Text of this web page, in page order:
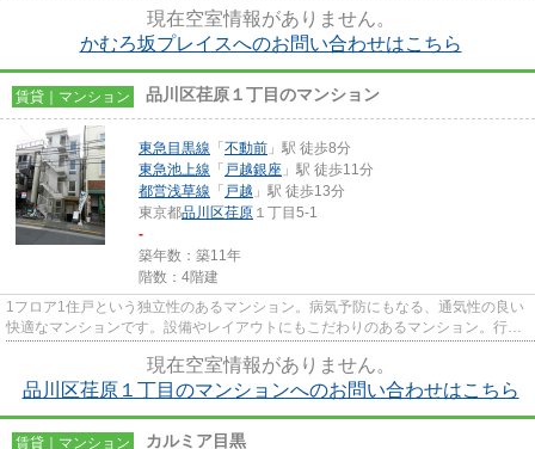
現在空室情報がありません。
かむろ坂プレイスへのお問い合わせはこちら
賃貸｜マンション 品川区荏原１丁目のマンション
東急目黒線 「 不動前 」駅 徒歩8分
東急池上線 「 戸越銀座 」駅 徒歩11分
都営浅草線 「 戸越 」駅 徒歩13分
東京都品川区荏原 １丁目5-1
-
築年数：築11年
階数：4階建
1フロア1住戸という独立性のあるマンション。病気予防にもなる、通気性の良い
快適なマンションです。設備やレイアウトにもこだわりのあるマンション。行く
現在空室情報がありません。
品川区荏原１丁目のマンションへのお問い合わせはこちら
賃貸｜マンション カルミア目黒